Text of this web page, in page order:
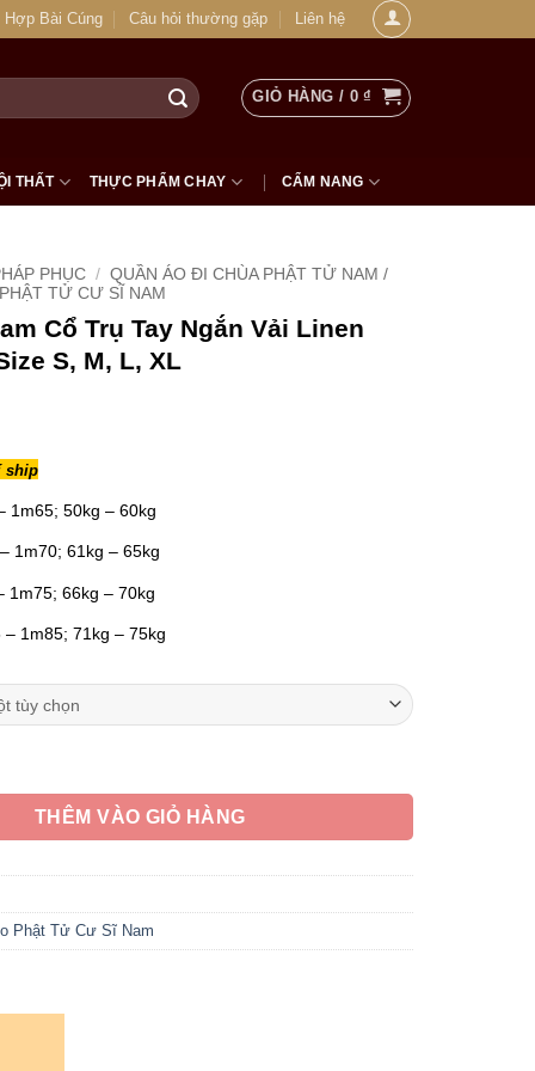
Hợp Bài Cúng Câu hỏi thường gặp Liên hệ
GIỎ HÀNG / 0₫
THẤT THỰC PHẨM CHAY CẨM NANG
PHỤC / QUẦN ÁO ĐI CHÙA PHẬT TỬ NAM /
TỬ CƯ SĨ NAM
Cổ Trụ Tay Ngắn Vải Linen
S, M, L, XL
ship
1m65; 50kg – 60kg
1m70; 61kg – 65kg
1m75; 66kg – 70kg
– 1m85; 71kg – 75kg
THÊM VÀO GIỎ HÀNG
Phật Tử Cư Sĩ Nam